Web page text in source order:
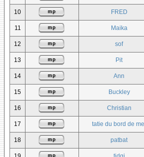
10 FRED
11 Maika
12 sof
13 Pit
14 Ann
15 Buckley
16 Christian
17 tatie du bord de
18 patbat